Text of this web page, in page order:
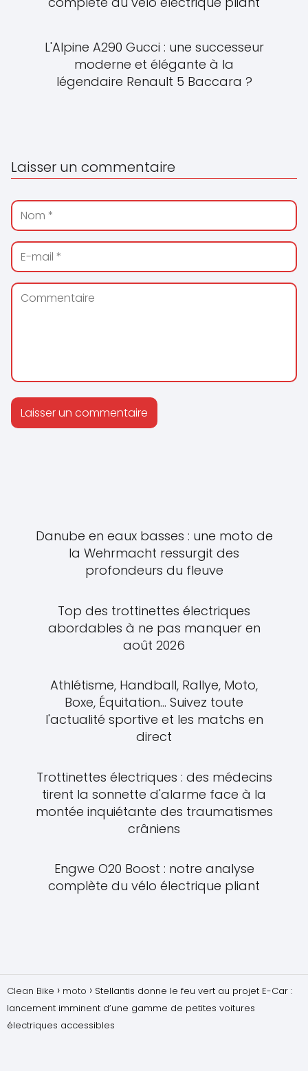
L'Alpine A290 Gucci : une successeur
moderne et élégante à la
légendaire Renault 5 Baccara ?
Laisser un commentaire
Danube en eaux basses : une moto de
la Wehrmacht ressurgit des
profondeurs du fleuve
Top des trottinettes électriques
abordables à ne pas manquer en
août 2026
Athlétisme, Handball, Rallye, Moto,
Boxe, Équitation... Suivez toute
l'actualité sportive et les matchs en
direct
Trottinettes électriques : des médecins
tirent la sonnette d'alarme face à la
montée inquiétante des traumatismes
crâniens
Engwe O20 Boost : notre analyse
complète du vélo électrique pliant
Clean Bike moto
Stellantis donne le feu vert au projet E-Car :
lancement imminent d’une gamme de petites voitures
électriques accessibles